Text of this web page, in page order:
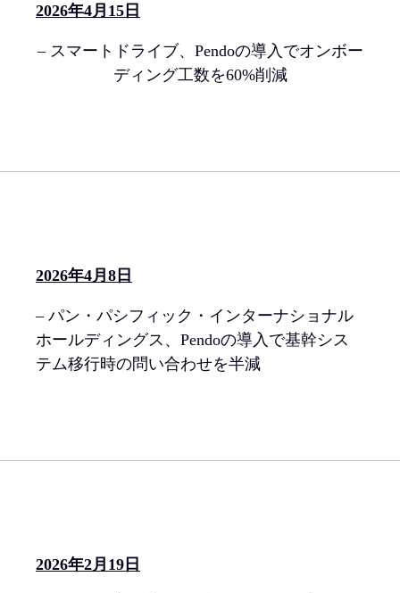
2026年4月15日
– スマートドライブ、Pendoの導入でオンボー
ディング工数を60%削減
2026年4月8日
– パン・パシフィック・インターナショナル
ホールディングス、Pendoの導入で基幹シス
テム移行時の問い合わせを半減
2026年2月19日